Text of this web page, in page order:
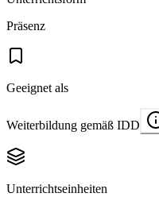
Präsenz
Geeignet als
Weiterbildung gemäß IDD
Unterrichtseinheiten